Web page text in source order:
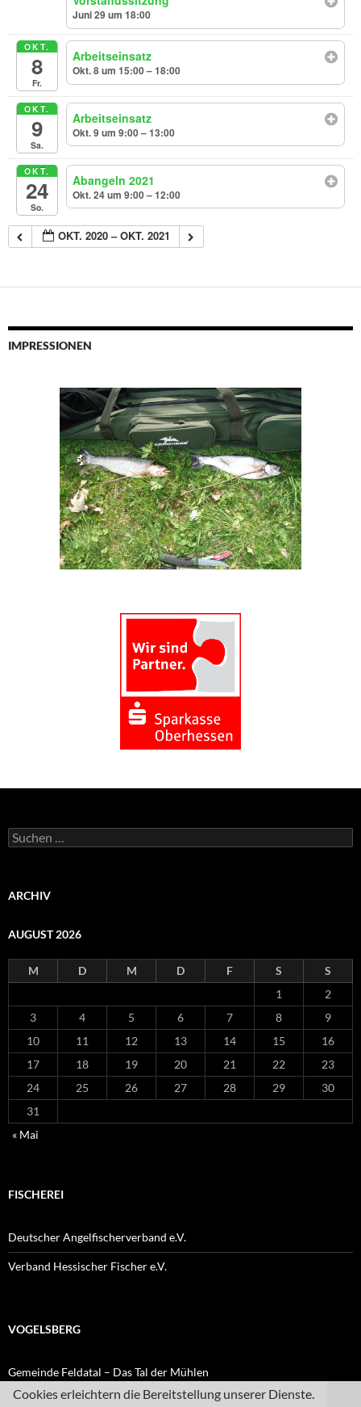
Juni 29 um 18:00
OKT.
8
Fr.
Arbeitseinsatz
Okt. 8 um 15:00 – 18:00
OKT.
9
Sa.
Arbeitseinsatz
Okt. 9 um 9:00 – 13:00
OKT.
24
So.
Abangeln 2021
Okt. 24 um 9:00 – 12:00
OKT. 2020 – OKT. 2021
IMPRESSIONEN
Suchen
nach:
ARCHIV
AUGUST 2026
M D M D F S
S
1
2
3
4 5 6 7 8
9
10
11 12 13 14 15
16
17
18 19 20 21 22
23
24
25 26 27 28 29
30
31
« Mai
FISCHEREI
Deutscher Angelfischerverband e.V.
Verband Hessischer Fischer e.V.
VOGELSBERG
Gemeinde Feldatal – Das Tal der Mühlen
Cookies erleichtern die Bereitstellung unserer Dienste.